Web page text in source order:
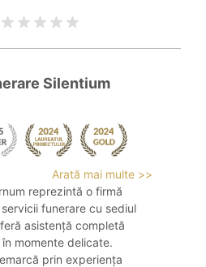
Silentium
Arată mai multe >>
reprezintă o firmă
funerare cu sediul
asistență completă
momente delicate.
prin experiența